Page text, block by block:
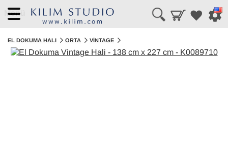
Menü
EL DOKUMA HALI ORTA VINTAGE